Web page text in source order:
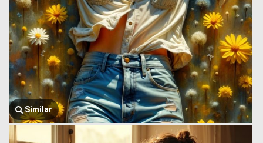
Similar